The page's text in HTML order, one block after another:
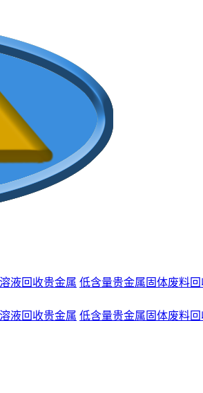
液回收贵金属 低含量贵金属固体废料回
液回收贵金属 低含量贵金属固体废料回